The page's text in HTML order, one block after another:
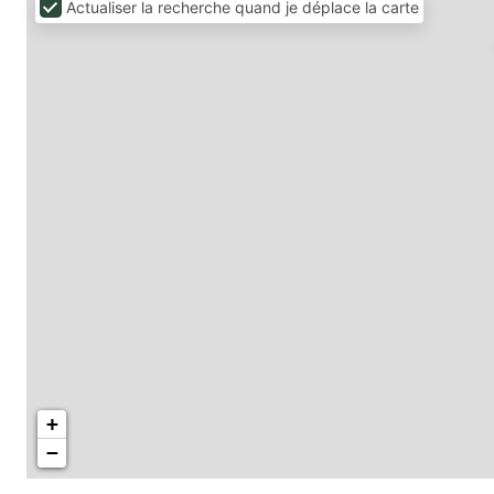
+
−
Actualiser la recherche quand je déplace la carte